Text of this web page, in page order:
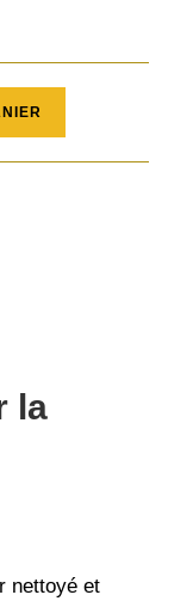
la
nettoyé et